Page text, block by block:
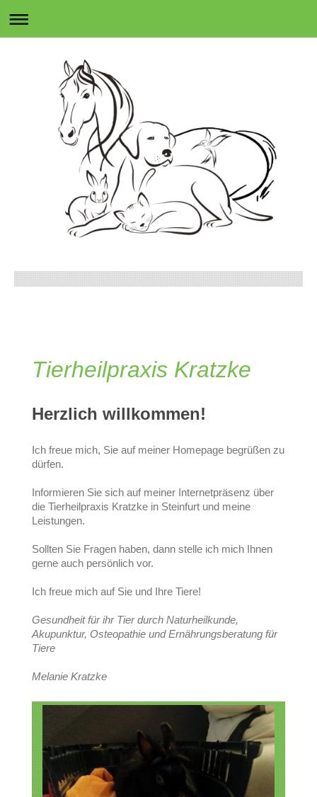
Tierheilpraxis Kratzke
Herzlich willkommen!
Ich freue mich, Sie auf meiner Homepage begrüßen zu
dürfen.
Informieren Sie sich auf meiner Internetpräsenz über
die Tierheilpraxis Kratzke in Steinfurt und meine
Leistungen.
Sollten Sie Fragen haben, dann stelle ich mich Ihnen
gerne auch persönlich vor.
Ich freue mich auf Sie und Ihre Tiere!
Gesundheit für ihr Tier durch Naturheilkunde,
Akupunktur, Osteopathie und Ernährungsberatung für
Tiere
Melanie Kratzke